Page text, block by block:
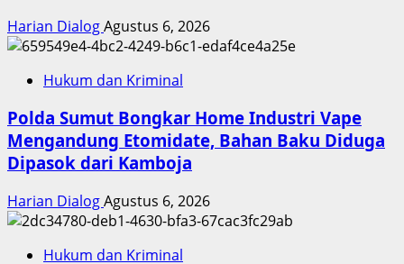
Harian DialogAgustus 6, 2026
Hukum dan Kriminal
Polda Sumut Bongkar Home Industri Vape
Mengandung Etomidate, Bahan Baku Diduga
Dipasok dari Kamboja
Harian DialogAgustus 6, 2026
Hukum dan Kriminal